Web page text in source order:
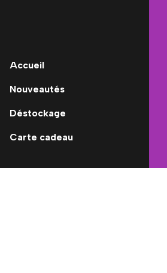
Accueil
Nouveautés
Déstockage
Carte cadeau